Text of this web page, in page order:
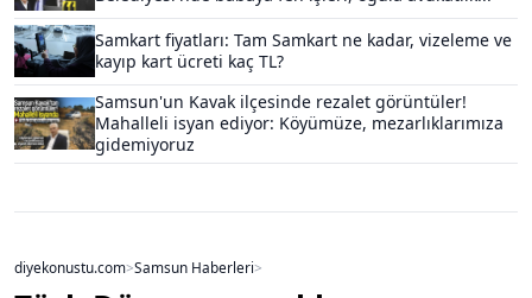
Samkart fiyatları: Tam Samkart ne kadar, vizeleme ve
kayıp kart ücreti kaç TL?
Samsun'un Kavak ilçesinde rezalet görüntüler!
Mahalleli isyan ediyor: Köyümüze, mezarlıklarımıza
gidemiyoruz
diyekonustu.com>Samsun Haberleri>